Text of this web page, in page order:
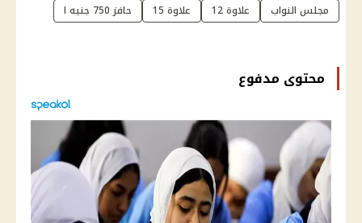
مجلس النواب
علاوة 12 علاوة 15 حافز 750 جنيه ا
محتوى مدفوع